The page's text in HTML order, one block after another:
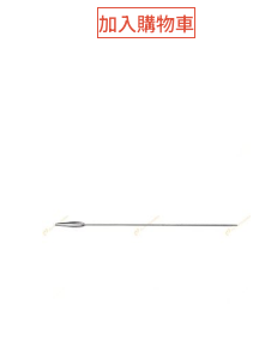
加入購物車